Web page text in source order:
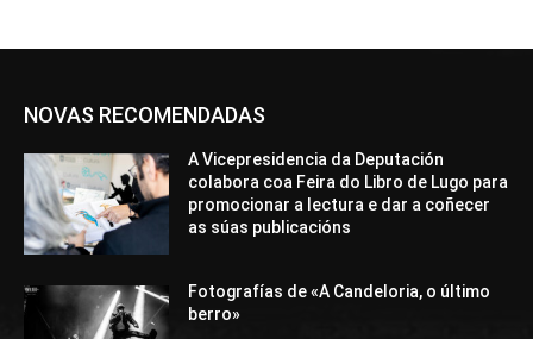
NOVAS RECOMENDADAS
A Vicepresidencia da Deputación
colabora coa Feira do Libro de Lugo para
promocionar a lectura e dar a coñecer
as súas publicacións
Fotografías de «A Candeloria, o último
berro»